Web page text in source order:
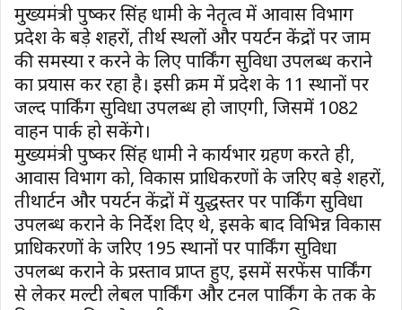
मुख्यमंत्री पुष्कर सिंह धामी के नेतृत्व में आवास विभाग
प्रदेश के बड़े शहरों, तीर्थ स्थलों और पयर्टन केंद्रों पर जाम
की समस्या दूर करने के लिए पार्किंग सुविधा उपलब्ध कराने
का प्रयास कर रहा है। इसी क्रम में प्रदेश के 11 स्थानों पर
जल्द पार्किंग सुविधा उपलब्ध हो जाएगी, जिसमें 1082
वाहन पार्क हो सकेंगे।
मुख्यमंत्री पुष्कर सिंह धामी ने कार्यभार ग्रहण करते ही,
आवास विभाग को, विकास प्राधिकरणों के जरिए बड़े शहरों,
तीथार्टन और पयर्टन केंद्रों में युद्धस्तर पर पार्किंग सुविधा
उपलब्ध कराने के निर्देश दिए थे, इसके बाद विभिन्न विकास
प्राधिकरणों के जरिए 195 स्थानों पर पार्किंग सुविधा
उपलब्ध कराने के प्रस्ताव प्राप्त हुए, इसमें सरफेंस पार्किंग
से लेकर मल्टी लेबल पार्किंग और टनल पार्किंग के तक के